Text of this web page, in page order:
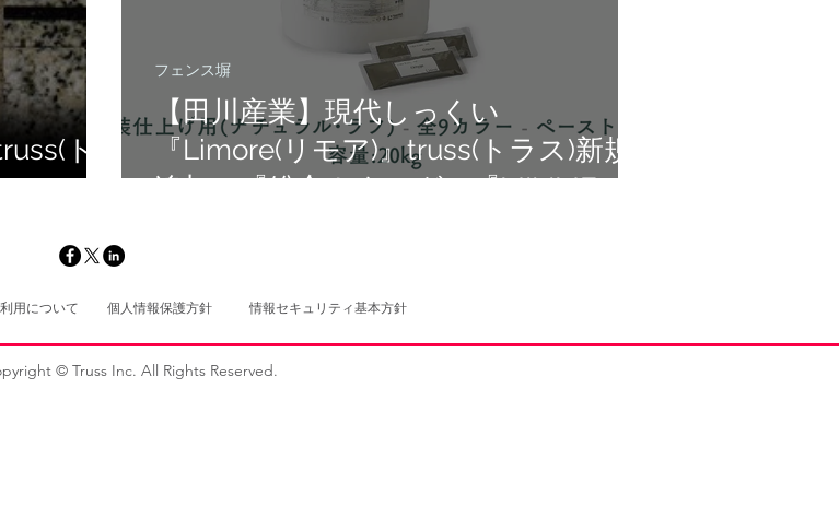
ト
【田川産業】現代しっくい
『Limore(リモア)』truss(トラス)新規
追加！『総合カタログ』『MILIME』
フェンス塀
用について 個人情報保護方針 情報セキュリティ基本方針
© Truss Inc. All Rights Reserved.